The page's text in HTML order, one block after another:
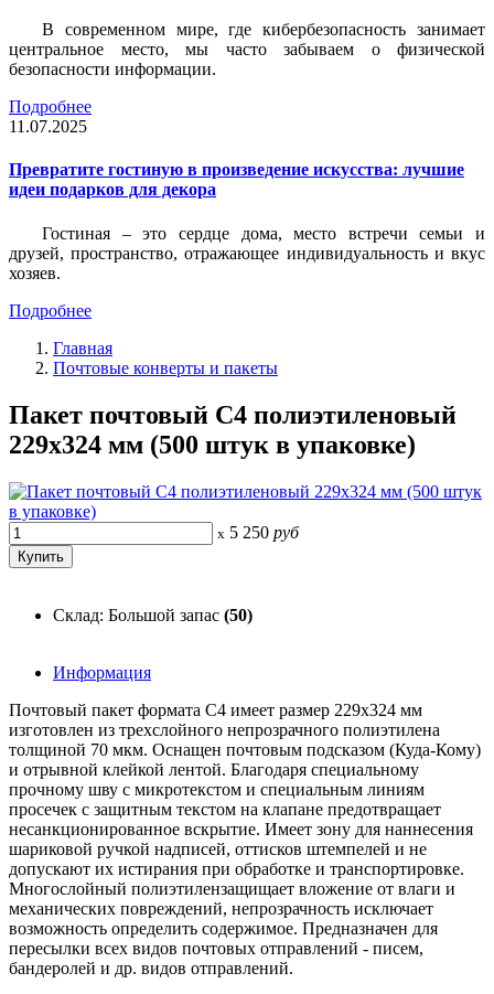
В современном мире, где кибербезопасность занимает
центральное место, мы часто забываем о физической
безопасности информации.
Подробнее
11.07.2025
Превратите гостиную в произведение искусства: лучшие
идеи подарков для декора
Гостиная – это сердце дома, место встречи семьи и
друзей, пространство, отражающее индивидуальность и вкус
хозяев.
Подробнее
Главная
Почтовые конверты и пакеты
Пакет почтовый С4 полиэтиленовый
229x324 мм (500 штук в упаковке)
x 5 250 руб
Склад: Большой запас (50)
Информация
Почтовый пакет формата C4 имеет размер 229x324 мм
изготовлен из трехслойного непрозрачного полиэтилена
толщиной 70 мкм. Оснащен почтовым подсказом (Куда-Кому)
и отрывной клейкой лентой. Благодаря специальному
прочному шву с микротекстом и специальным линиям
просечек с защитным текстом на клапане предотвращает
несанкционированное вскрытие. Имеет зону для наннесения
шариковой ручкой надписей, оттисков штемпелей и не
допускают их истирания при обработке и транспортировке.
Многослойный полиэтилензащищает вложение от влаги и
механических повреждений, непрозрачность исключает
возможность определить содержимое. Предназначен для
пересылки всех видов почтовых отправлений - писем,
бандеролей и др. видов отправлений.